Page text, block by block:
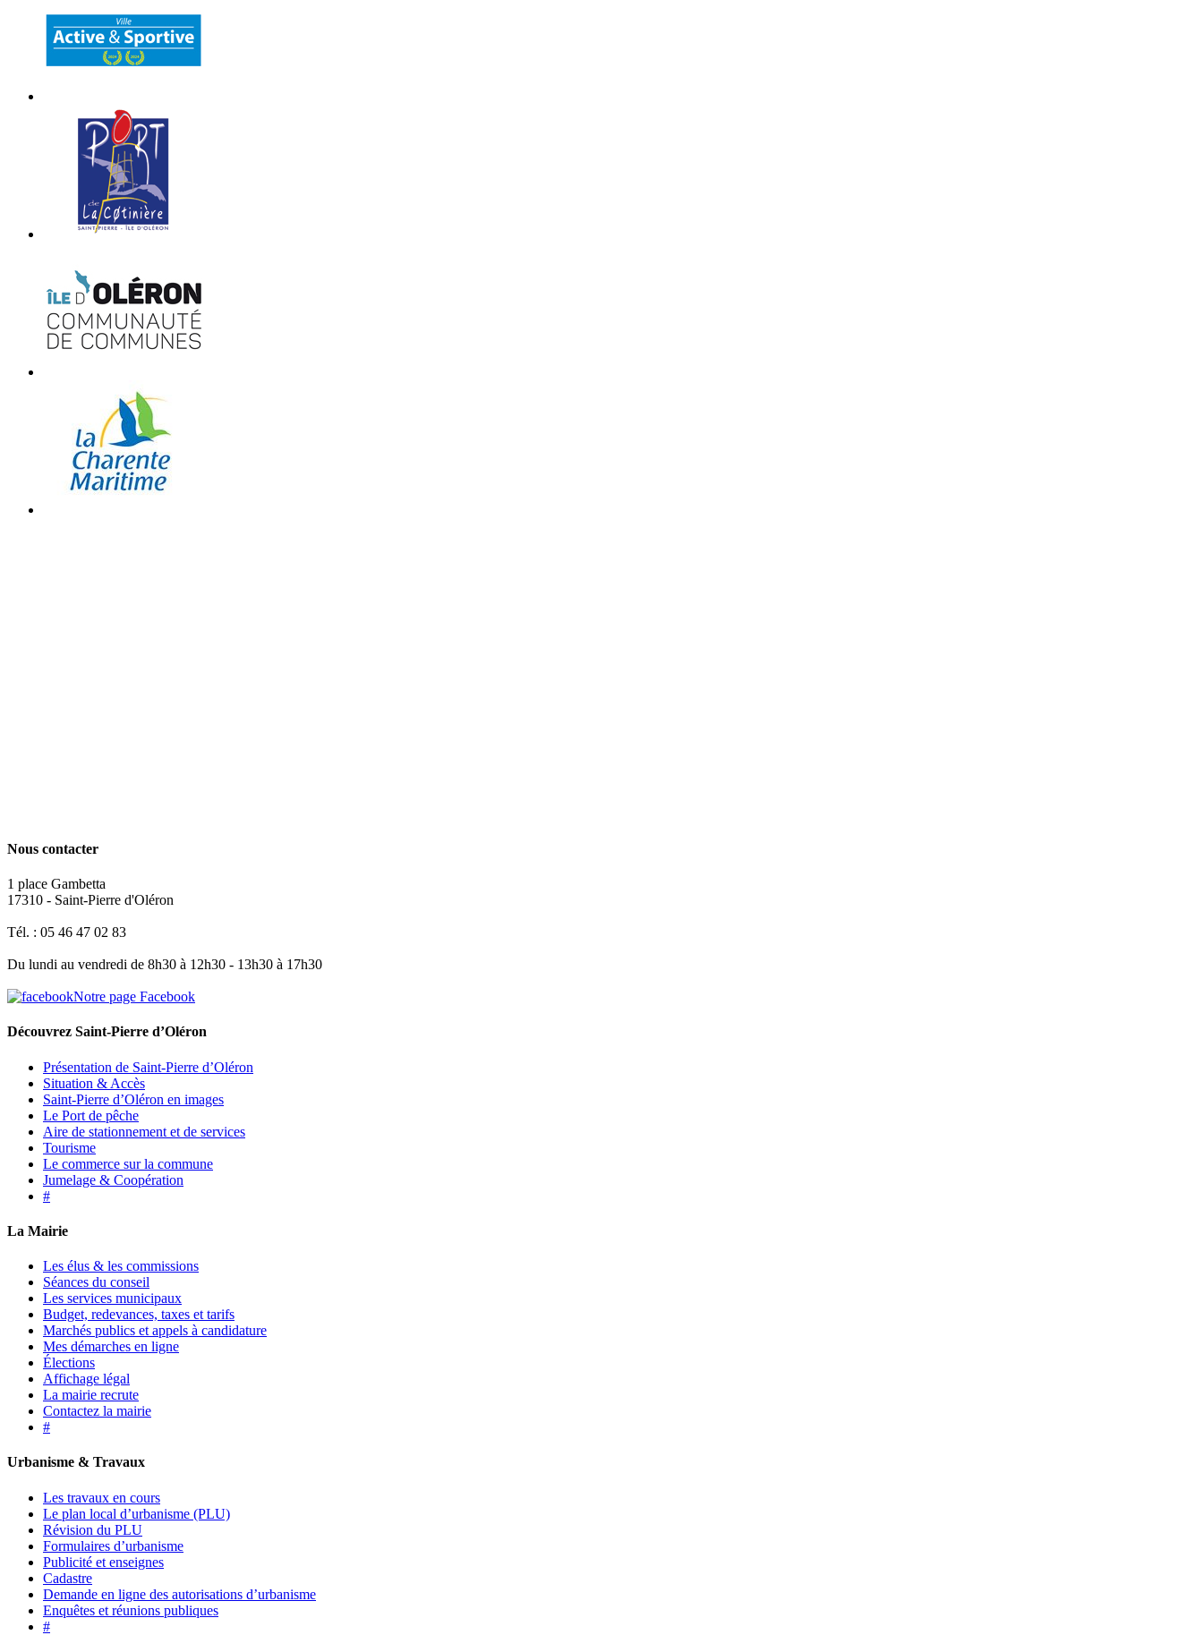
Nous contacter
1 place Gambetta
17310 - Saint-Pierre d'Oléron
Tél. : 05 46 47 02 83
Du lundi au vendredi de 8h30 à 12h30 - 13h30 à 17h30
Notre page Facebook
Découvrez Saint-Pierre d’Oléron
Présentation de Saint-Pierre d’Oléron
Situation & Accès
Saint-Pierre d’Oléron en images
Le Port de pêche
Aire de stationnement et de services
Tourisme
Le commerce sur la commune
Jumelage & Coopération
#
La Mairie
Les élus & les commissions
Séances du conseil
Les services municipaux
Budget, redevances, taxes et tarifs
Marchés publics et appels à candidature
Mes démarches en ligne
Élections
Affichage légal
La mairie recrute
Contactez la mairie
#
Urbanisme & Travaux
Les travaux en cours
Le plan local d’urbanisme (PLU)
Révision du PLU
Formulaires d’urbanisme
Publicité et enseignes
Cadastre
Demande en ligne des autorisations d’urbanisme
Enquêtes et réunions publiques
#